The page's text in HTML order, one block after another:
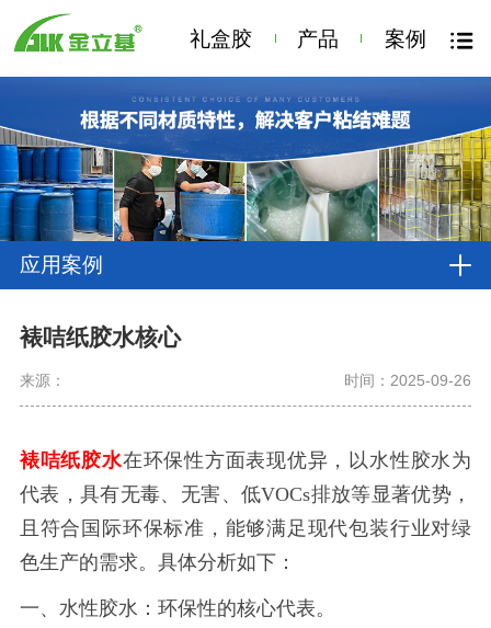
礼盒胶 产品 案例
应用案例
裱咭纸胶水核心
来源： 时间：2025-09-26
裱咭纸胶水在环保性方面表现优异，以水性胶水为
代表，具有无毒、无害、低VOCs排放等显著优势，
且符合国际环保标准，能够满足现代包装行业对绿
色生产的需求。具体分析如下：
一、水性胶水：环保性的核心代表。